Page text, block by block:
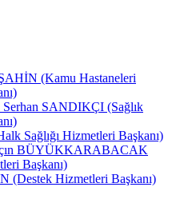
(Kamu Hastaneleri
SANDIKÇI (Sağlık
Sağlığı Hizmetleri Başkanı)
BÜYÜKKARABACAK
Başkanı)
(Destek Hizmetleri Başkanı)